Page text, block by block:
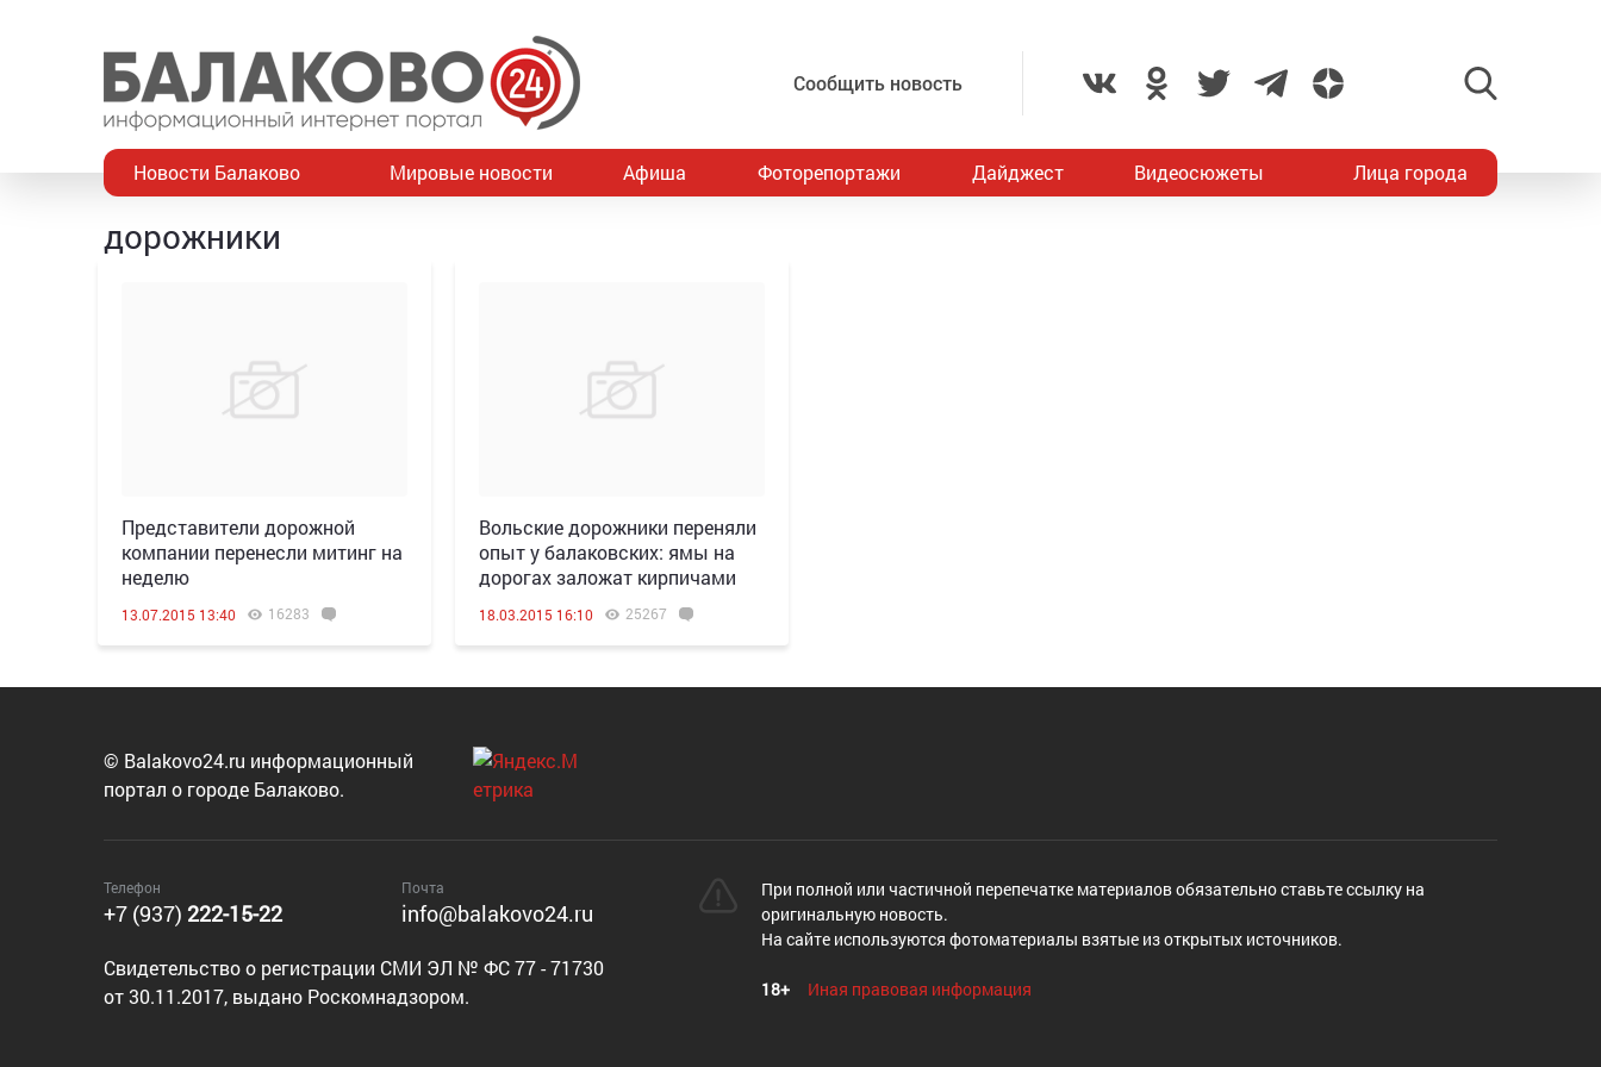
Сообщить новость
Новости Балаково Мировые новости Афиша Фоторепортажи Дайджест Видеосюжеты Лица города
дорожники
Представители дорожной
компании перенесли митинг на
неделю
13.07.2015 13:40 16283
Вольские дорожники переняли
опыт у балаковских: ямы на
дорогах заложат кирпичами
18.03.2015 16:10 25267
© Balakovo24.ru информационный
портал о городе Балаково.
Телефон
+7 (937) 222-15-22
Почта
info@balakovo24.ru
Cвидетельство о регистрации СМИ ЭЛ № ФС 77 - 71730
от 30.11.2017, выдано Роскомнадзором.
При полной или частичной перепечатке материалов обязательно ставьте ссылку на
оригинальную новость.
На сайте используются фотоматериалы взятые из открытых источников.
18+ Иная правовая информация